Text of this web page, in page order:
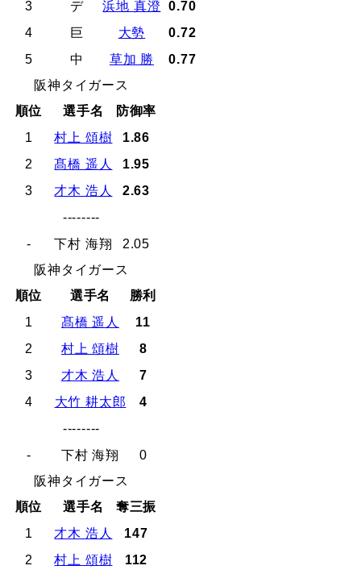
3 デ 浜地 真澄
0.70
4
巨 大勢
0.72
5
中 草加 勝
0.77
阪神タイガース
順位
選手名
防御率
1
村上 頌樹
1.86
2
髙橋 遥人
1.95
3
才木 浩人
2.63
--------
-
下村 海翔
2.05
阪神タイガース
順位
選手名
勝利
1
髙橋 遥人
11
2
村上 頌樹
8
3
才木 浩人
7
4
大竹 耕太郎
4
--------
-
下村 海翔
0
阪神タイガース
順位
選手名
奪三振
1
才木 浩人
147
2
村上 頌樹
112